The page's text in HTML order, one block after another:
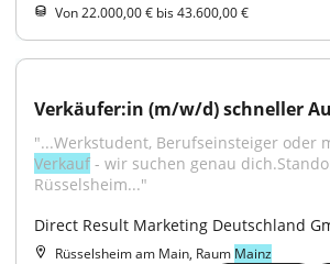
Von 22.000,00 € bis 43.600,00 €
Verkäufer:in (m/w/d) schneller
Verkauf - wir suchen genau
Rüsselsheim..."
Direct Result Marketing Deutschland
Rüsselsheim am Main, Raum Mainz